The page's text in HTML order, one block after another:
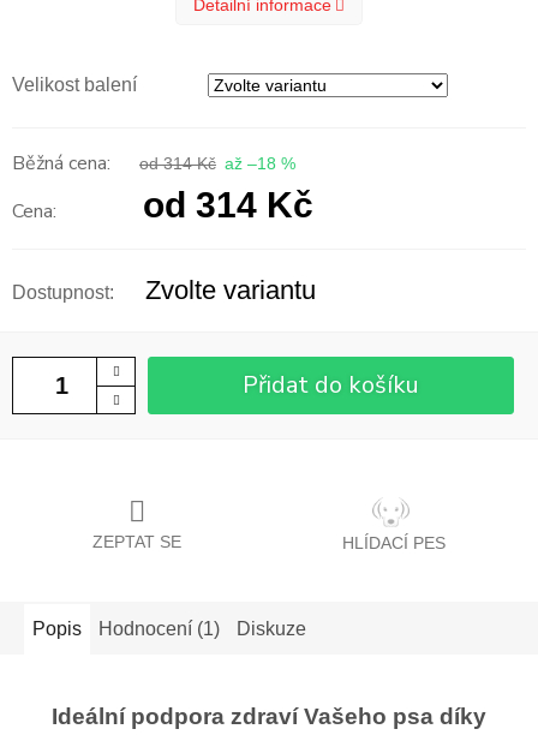
od 314 Kč až –18 %
od 314 Kč
Zvolte variantu
Velikost balení
Přidat do košíku
Detailní informace
ZEPTAT SE HLÍDACÍ PES
Popis Hodnocení (1) Diskuze
Ideální podpora zdraví Vašeho psa díky